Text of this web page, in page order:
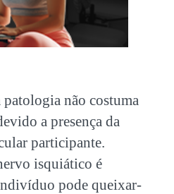
patologia não costuma
a presença da
participante.
isquiático é
pode queixar-